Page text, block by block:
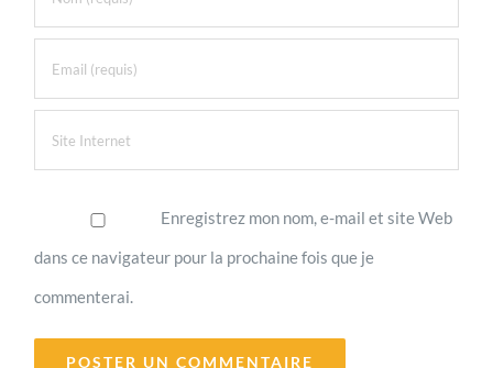
Enregistrez mon nom, e-mail et site Web
dans ce navigateur pour la prochaine fois que je
commenterai.